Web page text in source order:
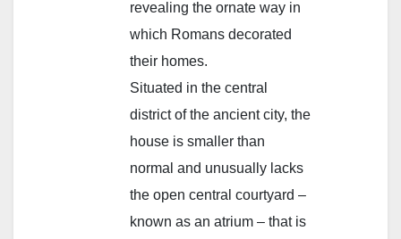
revealing the ornate way in
which Romans decorated
their homes.
Situated in the central
district of the ancient city, the
house is smaller than
normal and unusually lacks
the open central courtyard –
known as an atrium – that is